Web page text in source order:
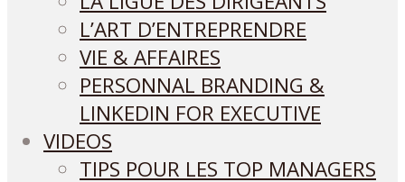
L’ART D’ENTREPRENDRE
VIE & AFFAIRES
PERSONNAL BRANDING &
LINKEDIN FOR EXECUTIVE
VIDEOS
TIPS POUR LES TOP MANAGERS